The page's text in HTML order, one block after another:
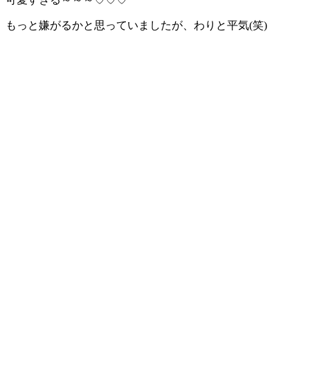
もっと嫌がるかと思っていましたが、わりと平気(笑)